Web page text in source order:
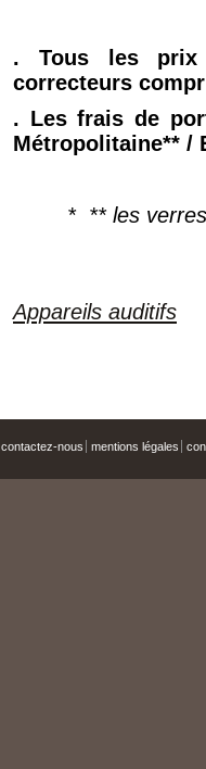
. Tous les prix
correcteurs
. Les frais de
Métropolitaine** /
* ** les
Appareils auditifs
contactez-nous mentions légales